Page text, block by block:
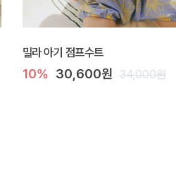
밀라 아기 점프수트
10% 30,600원 34,000원